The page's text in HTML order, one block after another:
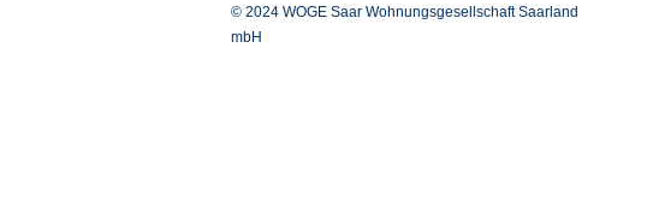
© 2024 WOGE Saar Wohnungsgesellschaft Saarland
mbH